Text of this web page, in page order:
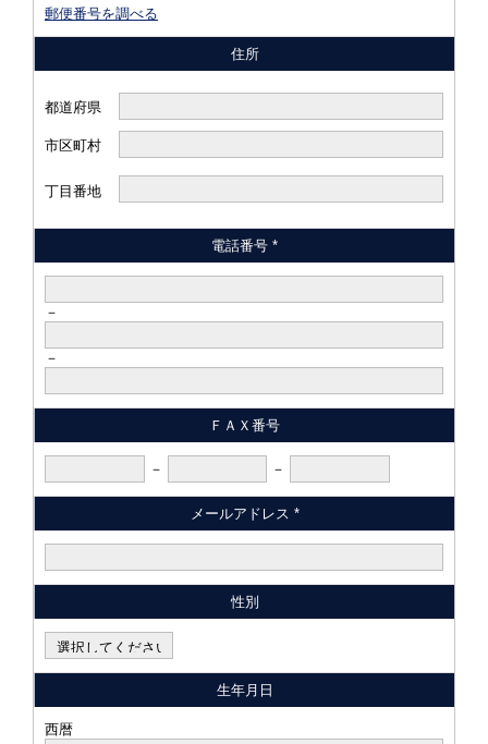
郵便番号を調べる
住所
都道府県
市区町村
丁目番地
電話番号 *
－
－
ＦＡＸ番号
－ －
メールアドレス *
性別
生年月日
西暦